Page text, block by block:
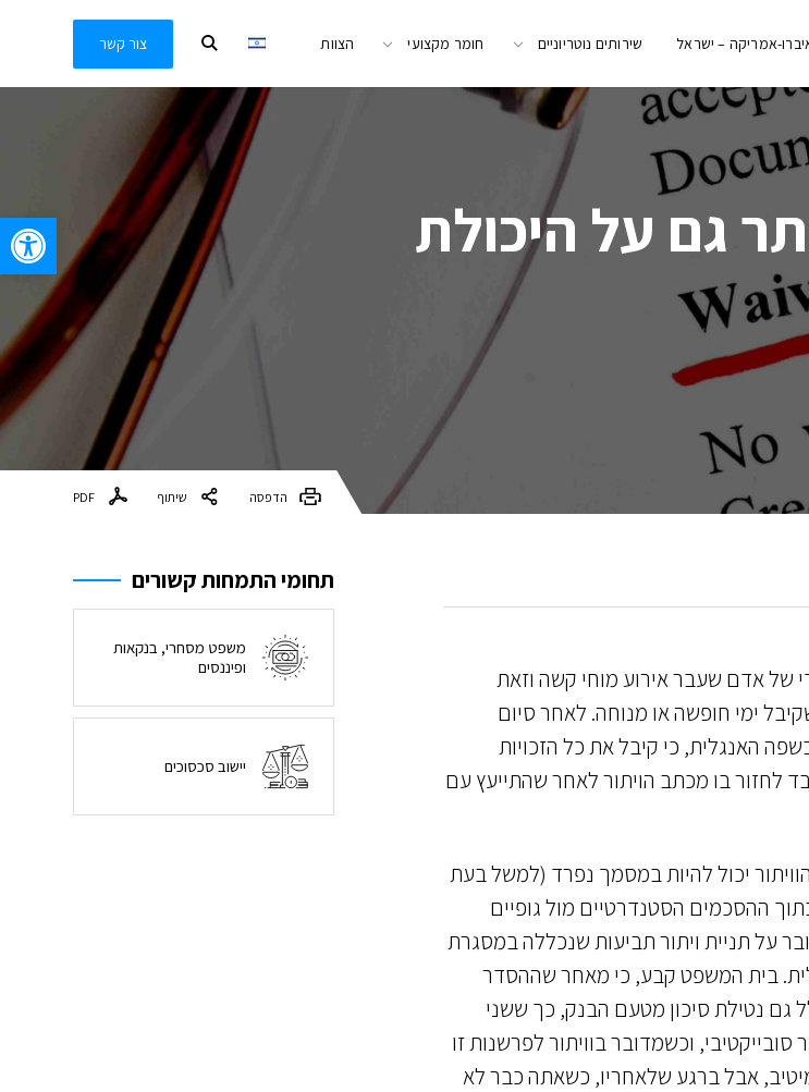
אמריקה – ישראל שירותים נוטריוניים חומר מקצועי הצוות צור קשר
גם על היכולת
הדפסה שיתוף PDF
של אדם שעבר אירוע מוחי קשה וזאת
הועסק 7 ימים בשבוע, מבלי שקיבל ימי חופשה או מנוחה. לאחר סיום
האנגלית, כי קיבל את כל הזכויות
לחזור בו מכתב הויתור לאחר שהתייעץ עם
יכול להיות במסמך נפרד (למשל בעת
ההסכמים הסטנדרטיים מול גופיים
על תניית ויתור תביעות שנכללה במסגרת
בית המשפט קבע, כי מאחר שההסדר
גם נטילת סיכון מטעם הבנק, כך ששני
וכשמדובר בוויתור לפרשנות זו
מיטיב, אבל ברגע שלאחריו, כשאתה כבר לא
תחומי התמחות קשורים
משפט מסחרי, בנקאות
ופיננסים
יישוב סכסוכים